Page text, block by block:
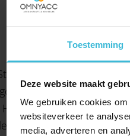
Toestemming
Deze website maakt
We gebruiken cookies
websiteverkeer te
media, adverteren en
de aanslag
nog wel wijziging
Raad. In die casus
uitspraak op